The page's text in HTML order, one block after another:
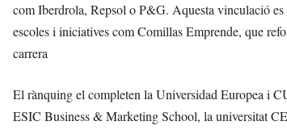
com Iberdrola, Repsol o P&G. Aquesta vinculació es
escoles i iniciatives com Comillas Emprende, que
carrera
El rànquing el completen la Universidad Europea i
ESIC Business & Marketing School, la universitat